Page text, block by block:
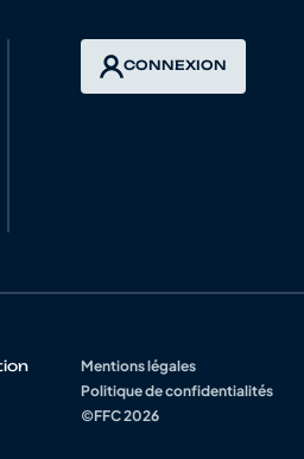
CONNEXION
Mentions légales
Politique de confidentialités
©FFC 2026